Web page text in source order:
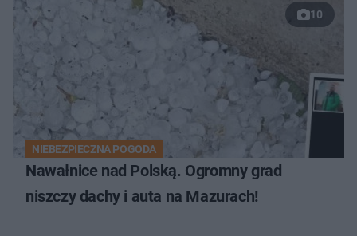
10
NIEBEZPIECZNA POGODA
Nawałnice nad Polską. Ogromny grad
niszczy dachy i auta na Mazurach!